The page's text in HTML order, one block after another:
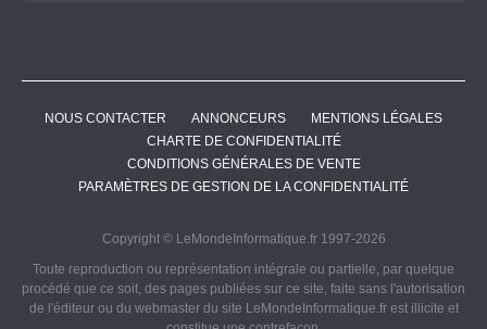
NOUS CONTACTER ANNONCEURS
MENTIONS LÉGALES
CHARTE DE CONFIDENTIALITÉ
CONDITIONS GÉNÉRALES DE VENTE
PARAMÈTRES DE GESTION DE LA CONFIDENTIALITÉ
Copyright © LeMondeInformatique.fr 1997-2026
Toute reproduction ou représentation intégrale ou partielle, par quelque
procédé que ce soit, des pages publiées sur ce site, faite sans l'autorisation
de l'éditeur ou du webmaster du site LeMondeInformatique.fr est illicite et